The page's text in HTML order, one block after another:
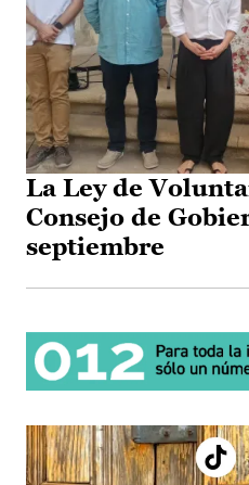
La Ley de
Consejo de
septiembre